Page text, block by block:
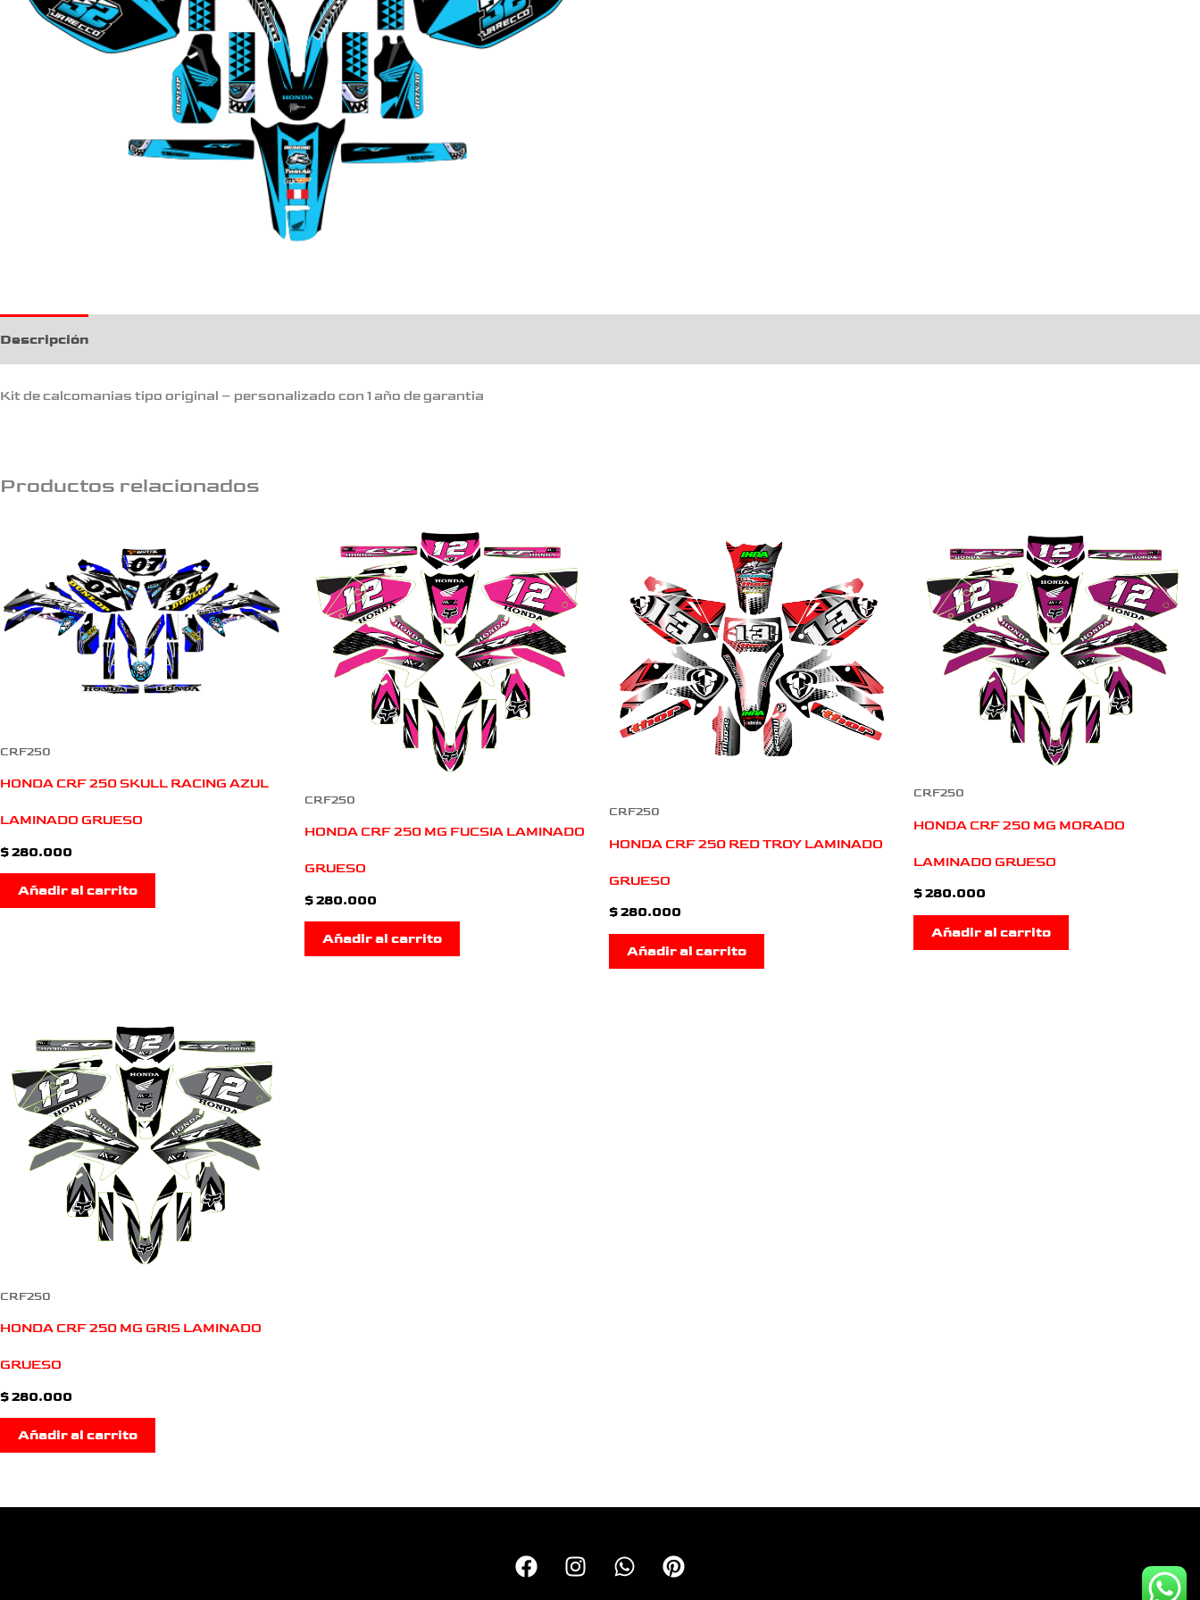
Descripción
Kit de calcomanias tipo original – personalizado con 1 año de garantia
Productos relacionados
CRF250
HONDA CRF 250 SKULL RACING AZUL
LAMINADO GRUESO
$280.000
Añadir al carrito
CRF250
HONDA CRF 250 MG FUCSIA LAMINADO
GRUESO
$280.000
Añadir al carrito
CRF250
HONDA CRF 250 RED TROY LAMINADO
GRUESO
$280.000
Añadir al carrito
CRF250
HONDA CRF 250 MG MORADO
LAMINADO GRUESO
$280.000
Añadir al carrito
CRF250
HONDA CRF 250 MG GRIS LAMINADO
GRUESO
$280.000
Añadir al carrito